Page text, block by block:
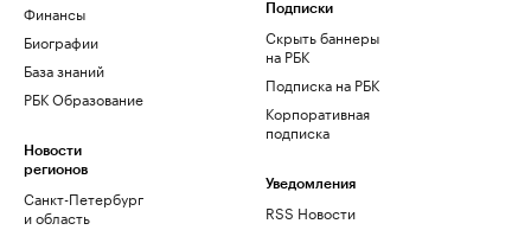
Финансы
Биографии
База знаний
РБК Образование
Новости
регионов
Санкт-Петербург
и область
Подписки
Скрыть баннеры
на РБК
Подписка на РБК
Корпоративная
подписка
Уведомления
RSS Новости